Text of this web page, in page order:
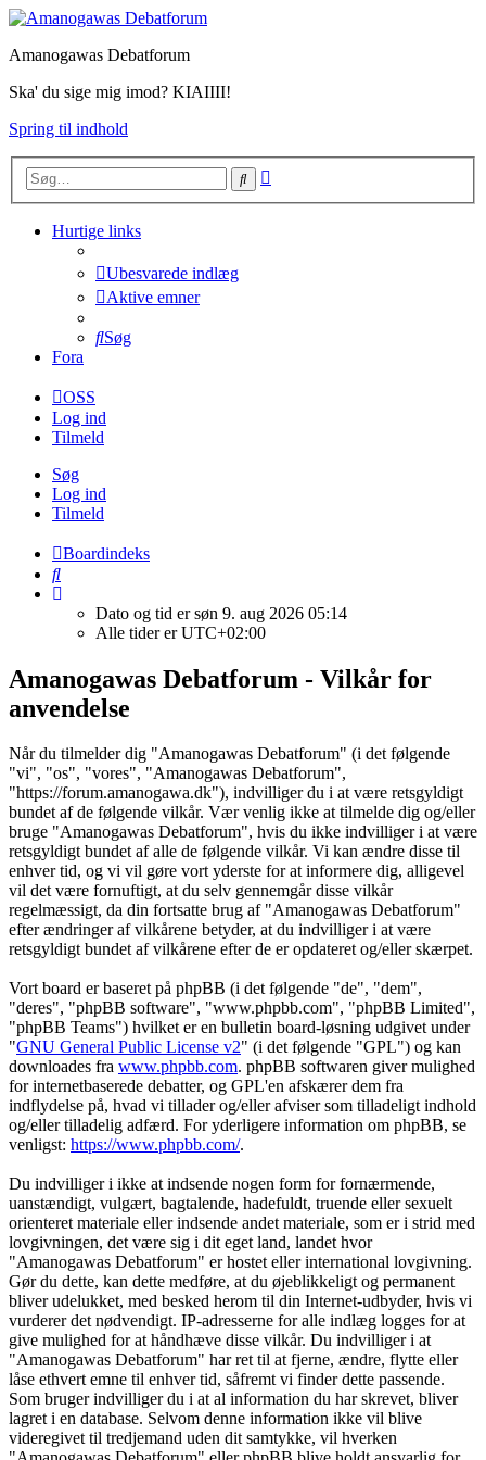
Amanogawas Debatforum
Ska' du sige mig imod? KIAIIII!
Spring til indhold
Søg
Hurtige links
Ubesvarede indlæg
Aktive emner
Søg
Fora
OSS
Log ind
Tilmeld
Søg
Log ind
Tilmeld
Boardindeks
Søg
Dato og tid er søn 9. aug 2026 05:14
Alle tider erUTC+02:00
Amanogawas Debatforum - Vilkår for
anvendelse
Når du tilmelder dig "Amanogawas Debatforum" (i det følgende
"vi", "os", "vores", "Amanogawas Debatforum",
"https://forum.amanogawa.dk"), indvilliger du i at være retsgyldigt
bundet af de følgende vilkår. Vær venlig ikke at tilmelde dig og/eller
bruge "Amanogawas Debatforum", hvis du ikke indvilliger i at være
retsgyldigt bundet af alle de følgende vilkår. Vi kan ændre disse til
enhver tid, og vi vil gøre vort yderste for at informere dig, alligevel
vil det være fornuftigt, at du selv gennemgår disse vilkår
regelmæssigt, da din fortsatte brug af "Amanogawas Debatforum"
efter ændringer af vilkårene betyder, at du indvilliger i at være
retsgyldigt bundet af vilkårene efter de er opdateret og/eller skærpet.
Vort board er baseret på phpBB (i det følgende "de", "dem",
"deres", "phpBB software", "www.phpbb.com", "phpBB Limited",
"phpBB Teams") hvilket er en bulletin board-løsning udgivet under
"GNU General Public License v2" (i det følgende "GPL") og kan
downloades fra www.phpbb.com. phpBB softwaren giver mulighed
for internetbaserede debatter, og GPL'en afskærer dem fra
indflydelse på, hvad vi tillader og/eller afviser som tilladeligt indhold
og/eller tilladelig adfærd. For yderligere information om phpBB, se
venligst: https://www.phpbb.com/.
Du indvilliger i ikke at indsende nogen form for fornærmende,
uanstændigt, vulgært, bagtalende, hadefuldt, truende eller sexuelt
orienteret materiale eller indsende andet materiale, som er i strid med
lovgivningen, det være sig i dit eget land, landet hvor
"Amanogawas Debatforum" er hostet eller international lovgivning.
Gør du dette, kan dette medføre, at du øjeblikkeligt og permanent
bliver udelukket, med besked herom til din Internet-udbyder, hvis vi
vurderer det nødvendigt. IP-adresserne for alle indlæg logges for at
give mulighed for at håndhæve disse vilkår. Du indvilliger i at
"Amanogawas Debatforum" har ret til at fjerne, ændre, flytte eller
låse ethvert emne til enhver tid, såfremt vi finder dette passende.
Som bruger indvilliger du i at al information du har skrevet, bliver
lagret i en database. Selvom denne information ikke vil blive
videregivet til tredjemand uden dit samtykke, vil hverken